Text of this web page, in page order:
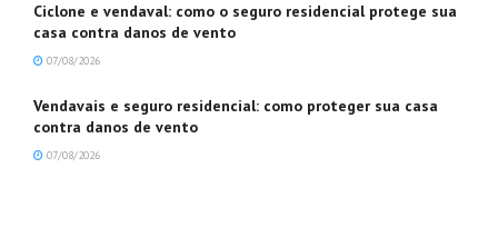
Ciclone e vendaval: como o seguro residencial protege sua
casa contra danos de vento
07/08/2026
Vendavais e seguro residencial: como proteger sua casa
contra danos de vento
07/08/2026